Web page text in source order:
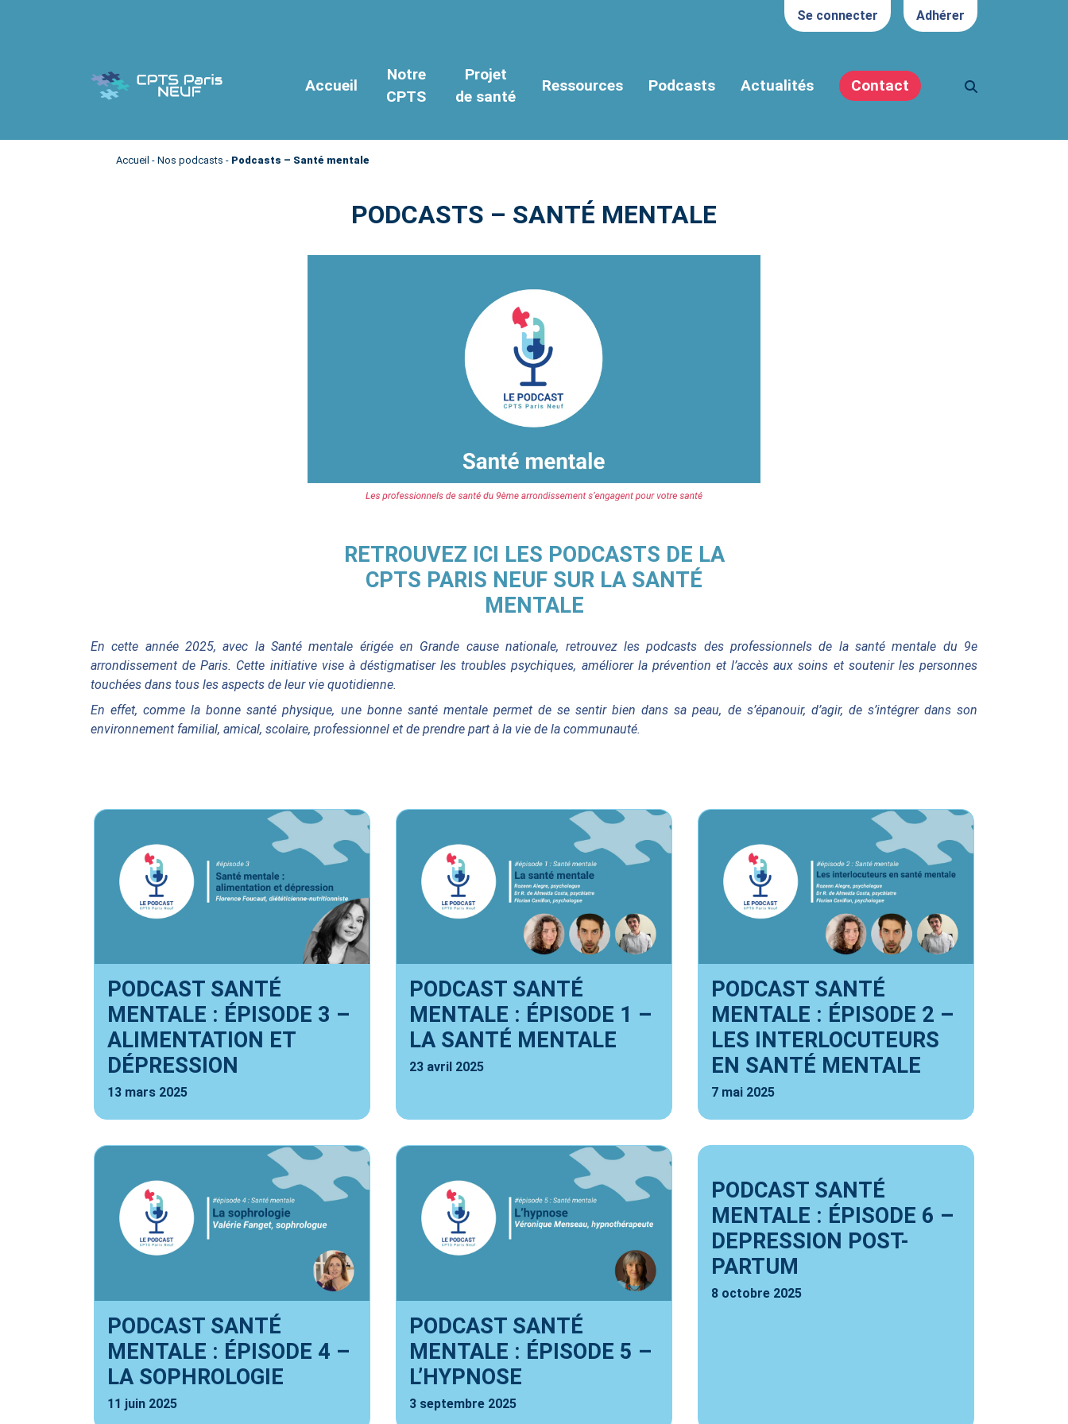
Se connecter Adhérer
Accueil
Notre
CPTS
Projet
de santé
Ressources Podcasts Actualités Contact
Accueil - Nos podcasts - Podcasts – Santé mentale
PODCASTS – SANTÉ MENTALE
RETROUVEZ ICI LES PODCASTS DE LA
CPTS PARIS NEUF SUR LA SANTÉ
MENTALE
En cette année 2025, avec la Santé mentale érigée en Grande cause nationale, retrouvez les podcasts des professionnels de la santé mentale du 9e
arrondissement de Paris. Cette initiative vise à déstigmatiser les troubles psychiques, améliorer la prévention et l’accès aux soins et soutenir les personnes
touchées dans tous les aspects de leur vie quotidienne.
En effet, comme la bonne santé physique, une bonne santé mentale permet de se sentir bien dans sa peau, de s’épanouir, d’agir, de s’intégrer dans son
environnement familial, amical, scolaire, professionnel et de prendre part à la vie de la communauté.
PODCAST SANTÉ
MENTALE : ÉPISODE 3 –
ALIMENTATION ET
DÉPRESSION
13 mars 2025
PODCAST SANTÉ
MENTALE : ÉPISODE 1 –
LA SANTÉ MENTALE
23 avril 2025
PODCAST SANTÉ
MENTALE : ÉPISODE 2 –
LES INTERLOCUTEURS
EN SANTÉ MENTALE
7 mai 2025
PODCAST SANTÉ
MENTALE : ÉPISODE 4 –
LA SOPHROLOGIE
11 juin 2025
PODCAST SANTÉ
MENTALE : ÉPISODE 5 –
L’HYPNOSE
3 septembre 2025
PODCAST SANTÉ
MENTALE : ÉPISODE 6 –
DEPRESSION POST-
PARTUM
8 octobre 2025